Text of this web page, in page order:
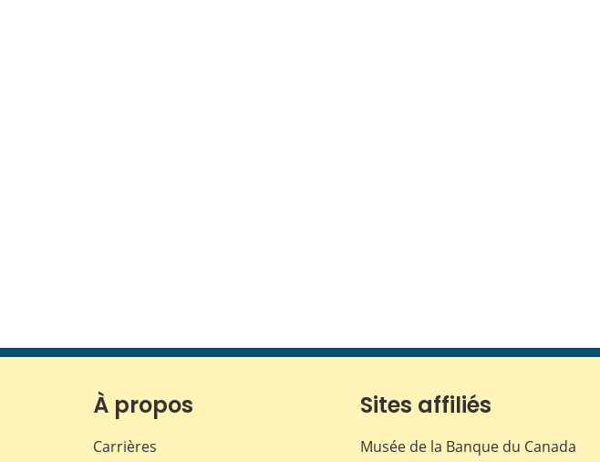
À propos
Carrières
Sites affiliés
Musée de la Banque du Canada